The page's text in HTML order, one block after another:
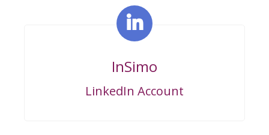
InSimo
LinkedIn Account